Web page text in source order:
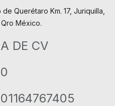
Querétaro Km. 17, Juriquilla,
México.
DE CV